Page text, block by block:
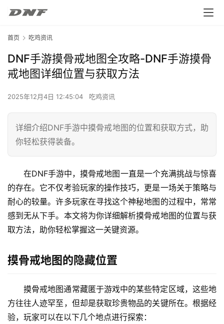
首页 吃鸡资讯
DNF手游摸骨戒地图全攻略-DNF手游摸骨
戒地图详细位置与获取方法
2025年12月4日 12:45:04 吃鸡资讯
详细介绍DNF手游中摸骨戒地图的位置和获取方式，助
你轻松获得装备。
在DNF手游中，摸骨戒地图一直是一个充满挑战与惊喜
的存在。它不仅考验玩家的操作技巧，更是一场关于策略与
耐心的较量。许多玩家在寻找这个神秘地图的过程中，常常
感到无从下手。本文将为你详细解析摸骨戒地图的位置与获
取方法，助你轻松掌握这一关键资源。
摸骨戒地图的隐藏位置
摸骨戒地图通常藏匿于游戏中的某些特定区域，这些地
方往往人迹罕至，但却是获取珍贵物品的关键所在。根据经
验，玩家可以在以下几个地点进行探索：